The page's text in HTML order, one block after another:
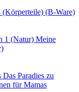
(Körperteile) (B-Ware)
Meine
Das Paradies zu
für Mamas